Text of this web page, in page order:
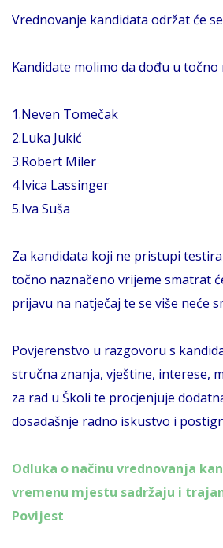
Vrednovanje kandidata održat će
Kandidate molimo da dođu u točno
1.Neven Tomečak
2.Luka Jukić
3.Robert Miler
4.Ivica Lassinger
5.Iva Suša
Za kandidata koji ne pristupi
točno naznačeno vrijeme smatrat
prijavu na natječaj te se više neće
Povjerenstvo u razgovoru s
stručna znanja, vještine, interese,
za rad u Školi te procjenjuje
dosadašnje radno iskustvo i
Odluka o načinu vrednovanja
vremenu mjestu sadržaju i
Povijest